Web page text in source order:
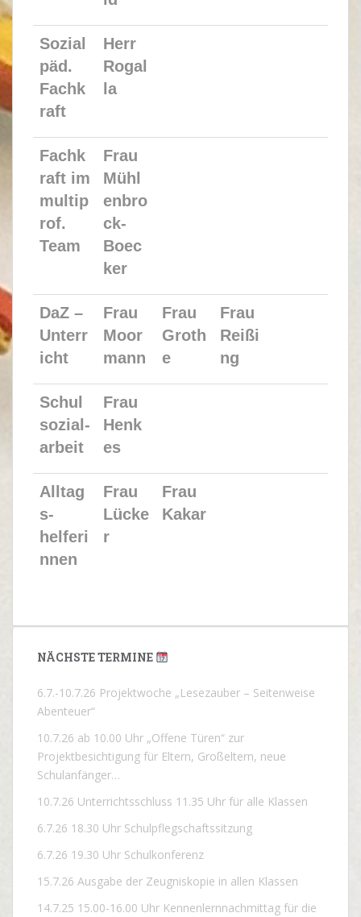
Sozial
päd.
Fachk
raft
Herr
Rogal
la
Fachk
raft im
multip
rof.
Team
Frau
Mühl
enbro
ck-
Boec
ker
DaZ –
Unterr
icht
Frau
Moor
mann
Frau
Groth
e
Frau
Reißi
ng
Schul
sozial-
arbeit
Frau
Henk
es
Alltag
s-
helferi
nnen
Frau
Lücke
r
Frau
Kakar
NÄCHSTE TERMINE
6.7.-10.7.26 Projektwoche „Lesezauber – Seitenweise
Abenteuer“
10.7.26 ab 10.00 Uhr „Offene Türen“ zur
Projektbesichtigung für Eltern, Großeltern, neue
Schulanfänger…
10.7.26 Unterrichtsschluss 11.35 Uhr für alle Klassen
6.7.26 18.30 Uhr Schulpflegschaftssitzung
6.7.26 19.30 Uhr Schulkonferenz
15.7.26 Ausgabe der Zeugniskopie in allen Klassen
14.7.25 15.00-16.00 Uhr Kennenlernnachmittag für die